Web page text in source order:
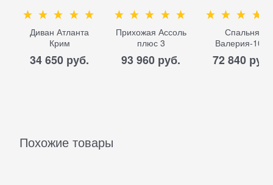
Диван Атланта
Крим
34 650 руб.
Прихожая Ассоль
плюс 3
93 960 руб.
Спальня
Валерия-10.1
72 840 руб.
Похожие товары